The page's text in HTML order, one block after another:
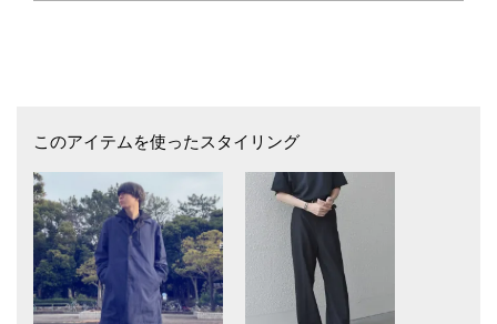
▼グレー・ライトグリーン
フロントにはワンポイントのロゴをプリント。
バックにはメッセージ性の強いストリートカルチャーを感じるデザインに
仕上げています。
ベーシックなサイズ感でアウターのインナーとしては勿論、目を惹くプリ
ントが施されているので一枚で着ていただいても様になります。
【City Ambient Products】（シティ アンビエント プロダクツ）
SHIPSが提案する新レーベル【City Ambient Products】（シティ アンビ
このアイテムを使ったスタイリング